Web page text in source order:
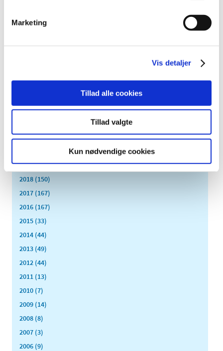
Marketing
Vis detaljer
Tillad alle cookies
Tillad valgte
Kun nødvendige cookies
oktober (45)
august (33)
marts (56)
januar (26)
2019 (159)
2018 (150)
2017 (167)
2016 (167)
2015 (33)
2014 (44)
2013 (49)
2012 (44)
2011 (13)
2010 (7)
2009 (14)
2008 (8)
2007 (3)
2006 (9)